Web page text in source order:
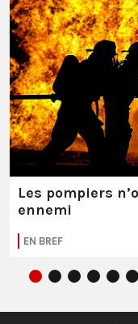
Les pompiers
ennemi
EN BREF